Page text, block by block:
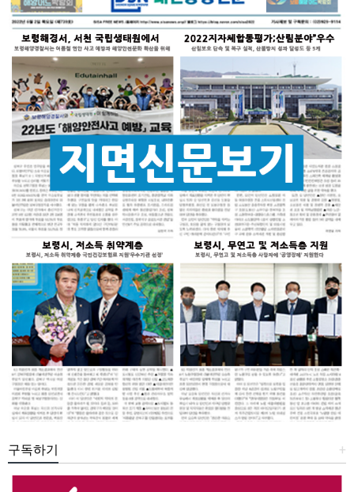
+
구독하기